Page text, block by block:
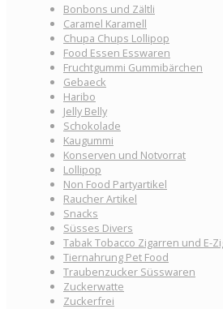
Bonbons und Zältli
Caramel Karamell
Chupa Chups Lollipop
Food Essen Esswaren
Fruchtgummi Gummibärchen
Gebaeck
Haribo
Jelly Belly
Schokolade
Kaugummi
Konserven und Notvorrat
Lollipop
Non Food Partyartikel
Raucher Artikel
Snacks
Süsses Divers
Tabak Tobacco Zigarren und E-
Tiernahrung Pet Food
Traubenzucker Süsswaren
Zuckerwatte
Zuckerfrei